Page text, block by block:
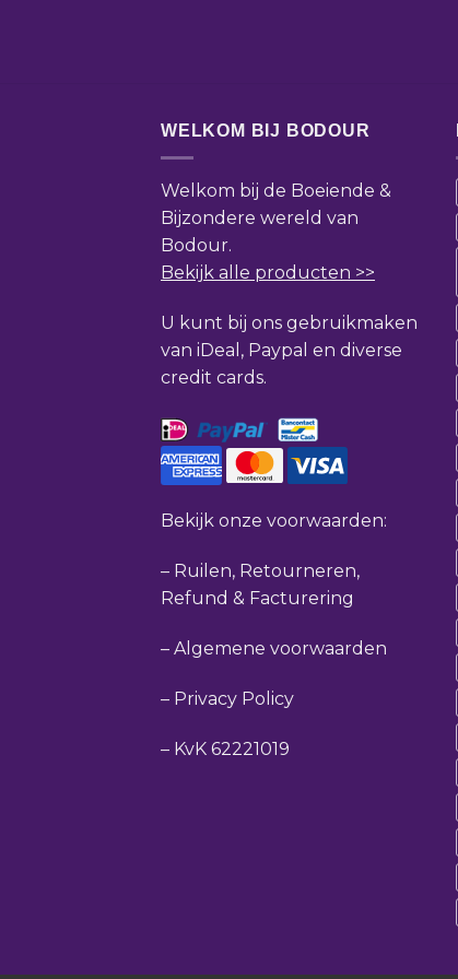
WELKOM BIJ BODOUR
Welkom bij de Boeiende &
Bijzondere wereld van
Bodour.
Bekijk alle producten >>
U kunt bij ons gebruikmaken
van iDeal, Paypal en diverse
credit cards.
Bekijk onze voorwaarden:
– Ruilen, Retourneren,
Refund & Facturering
– Algemene voorwaarden
– Privacy Policy
– KvK 62221019